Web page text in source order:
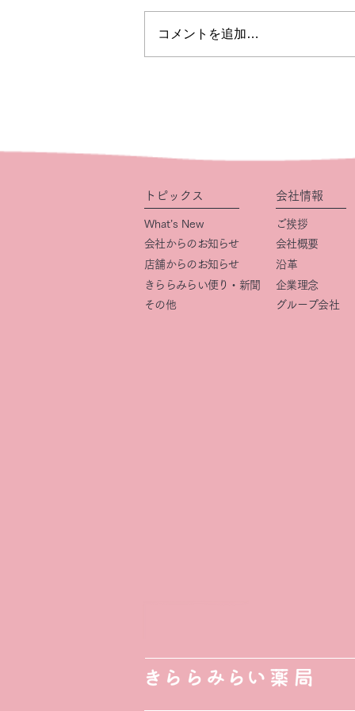
コメントを追加…
トピックス
What’s New
会社からのお知らせ
店舗からのお知らせ
きららみらい便り・新聞
その他
会社情報
ご挨拶
会社概要
​沿革
企業理念
グループ会社